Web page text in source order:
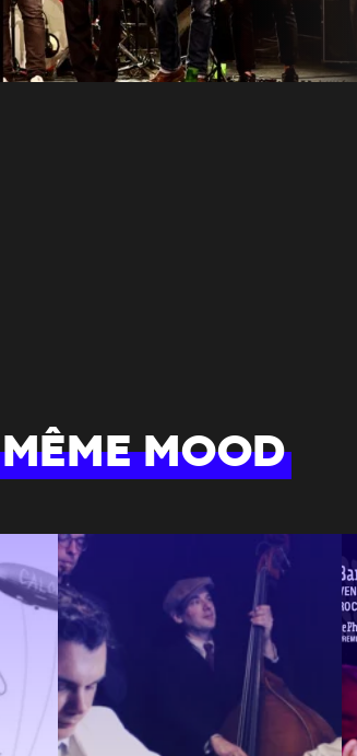
MÊME MOOD